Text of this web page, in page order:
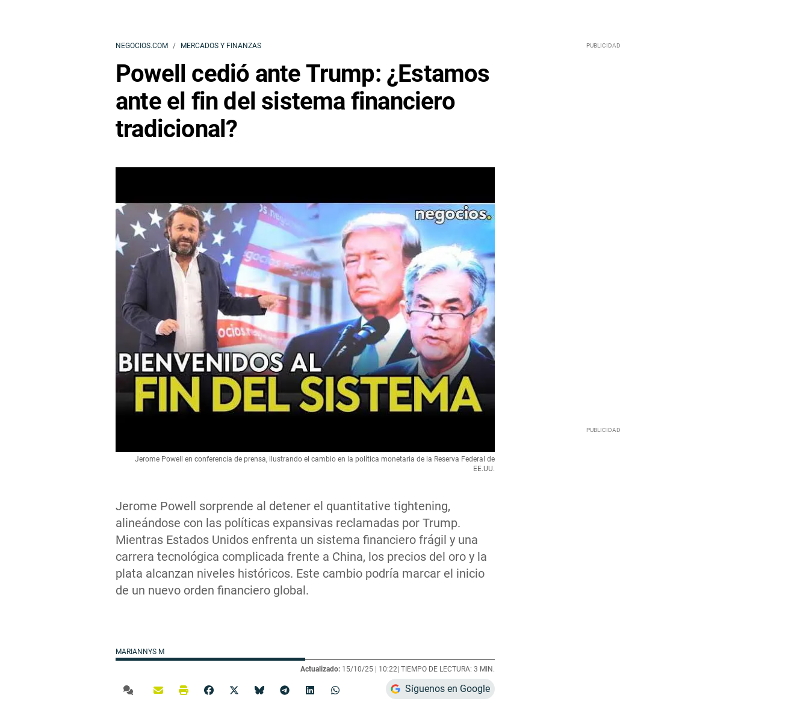
NEGOCIOS.COM MERCADOS Y FINANZAS
Powell cedió ante Trump: ¿Estamos
ante el fin del sistema financiero
tradicional?
Jerome Powell sorprende al detener el quantitative tightening,
alineándose con las políticas expansivas reclamadas por Trump.
Mientras Estados Unidos enfrenta un sistema financiero frágil y una
carrera tecnológica complicada frente a China, los precios del oro y la
plata alcanzan niveles históricos. Este cambio podría marcar el inicio
de un nuevo orden financiero global.
Jerome Powell en conferencia de prensa, ilustrando el cambio en la política monetaria de la Reserva Federal de
EE.UU.
MARIANNYS M
Actualizado: 15/10/25 | 10:22| TIEMPO DE LECTURA: 3 MIN.
Síguenos en Google